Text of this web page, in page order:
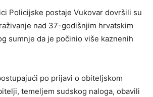
Policijske postaje Vukovar dovršili su
nad 37-godišnjim hrvatskim
sumnje da je počinio više kaznenih
po prijavi o obiteljskom
temeljem sudskog naloga, obavili